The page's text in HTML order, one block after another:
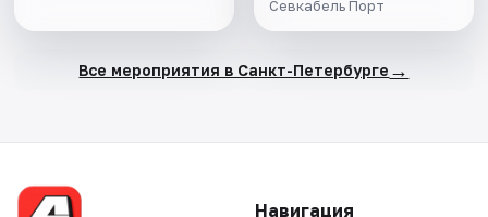
Севкабель Порт
Все мероприятия в Санкт-Петербурге →
Навигация